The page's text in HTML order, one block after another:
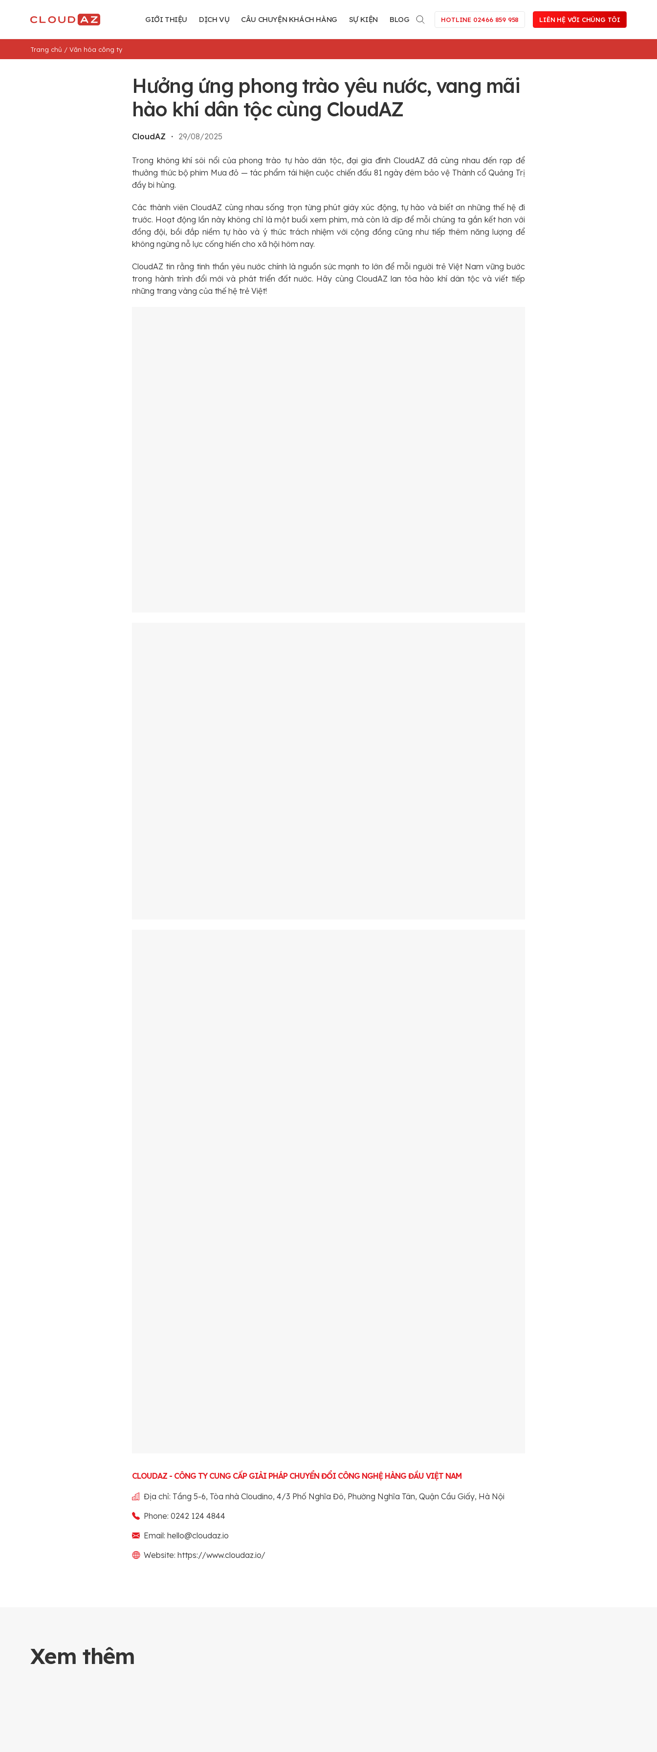
GIỚI THIỆU DỊCH VỤ CÂU CHUYỆN KHÁCH HÀNG SỰ KIỆN BLOG HOTLINE 02466 859 958 LIÊN HỆ VỚI CHÚNG TÔI
Trang chủ / Văn hóa công ty
Hưởng ứng phong trào yêu nước, vang mãi
hào khí dân tộc cùng CloudAZ
CloudAZ ・ 29/08/2025
Trong không khí sôi nổi của phong trào tự hào dân tộc, đại gia đình CloudAZ đã cùng nhau đến rạp để
thưởng thức bộ phim Mưa đỏ — tác phẩm tái hiện cuộc chiến đấu 81 ngày đêm bảo vệ Thành cổ Quảng Trị
đầy bi hùng.
Các thành viên CloudAZ cùng nhau sống trọn từng phút giây xúc động, tự hào và biết ơn những thế hệ đi
trước. Hoạt động lần này không chỉ là một buổi xem phim, mà còn là dịp để mỗi chúng ta gắn kết hơn với
đồng đội, bồi đắp niềm tự hào và ý thức trách nhiệm với cộng đồng cũng như tiếp thêm năng lượng để
không ngừng nỗ lực cống hiến cho xã hội hôm nay.
CloudAZ tin rằng tinh thần yêu nước chính là nguồn sức mạnh to lớn để mỗi người trẻ Việt Nam vững bước
trong hành trình đổi mới và phát triển đất nước. Hãy cùng CloudAZ lan tỏa hào khí dân tộc và viết tiếp
những trang vàng của thế hệ trẻ Việt!
CLOUDAZ - CÔNG TY CUNG CẤP GIẢI PHÁP CHUYỂN ĐỔI CÔNG NGHỆ HÀNG ĐẦU VIỆT NAM
Địa chỉ: Tầng 5-6, Tòa nhà Cloudino, 4/3 Phố Nghĩa Đô, Phường Nghĩa Tân, Quận Cầu Giấy, Hà Nội
Phone: 0242 124 4844
Email: hello@cloudaz.io
Website: https://www.cloudaz.io/
Xem thêm